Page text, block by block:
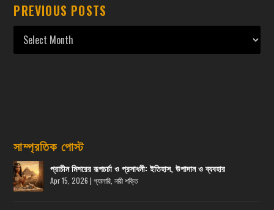
PREVIOUS POSTS
সাম্প্রতিক পোস্ট
প্রাচীন মিশরের রূপচর্চা ও প্রসাধনী: ইতিহাস, উপাদান ও ব্যবহার
Apr 15, 2026 |গ্যালারি ,নারী শক্তি